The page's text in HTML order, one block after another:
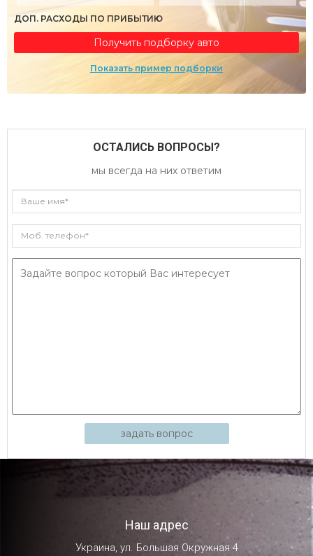
ДОП. РАСХОДЫ ПО ПРИБЫТИЮ
Получить подборку авто
Показать пример подборки
ОСТАЛИСЬ ВОПРОСЫ?
мы всегда на них ответим
задать вопрос
Наш адрес
Украина, ул. Большая Окружная 4